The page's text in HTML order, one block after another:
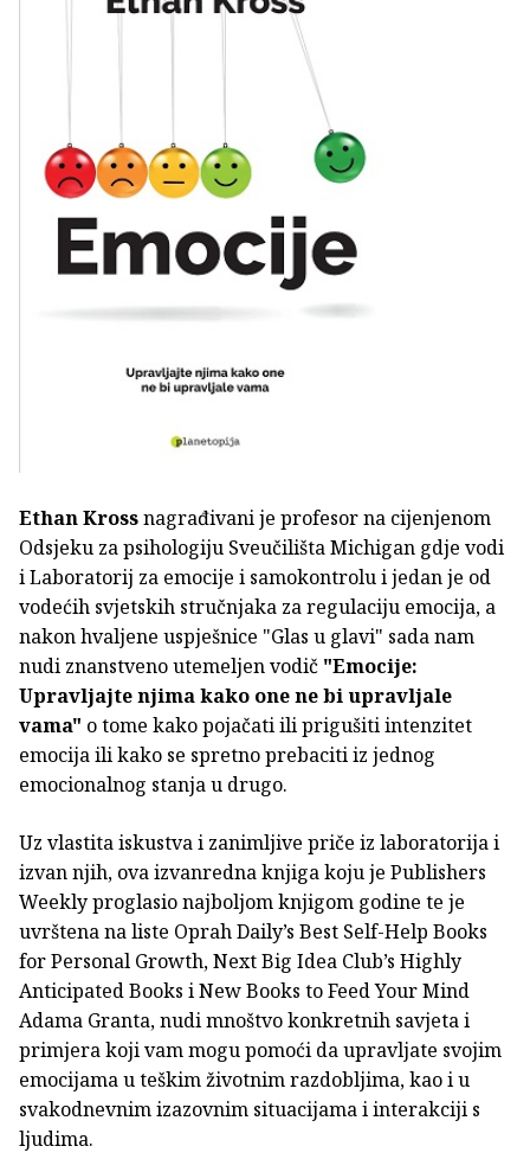
Ethan Krossnagrađivani je profesor na cijenjenom
Odsjeku za psihologiju Sveučilišta Michigan gdje vodi
i Laboratorij za emocije i samokontrolu i jedan je od
vodećih svjetskih stručnjaka za regulaciju emocija, a
nakon hvaljene uspješnice "Glas u glavi" sada nam
nudi znanstveno utemeljen vodič "Emocije:
Upravljajte njima kako one ne bi upravljale
vama" o tome kako pojačati ili prigušiti intenzitet
emocija ili kako se spretno prebaciti iz jednog
emocionalnog stanja u drugo.
Uz vlastita iskustva i zanimljive priče iz laboratorija i
izvan njih, ova izvanredna knjiga koju je Publishers
Weekly proglasio najboljom knjigom godine te je
uvrštena na liste Oprah Daily’s Best Self-Help Books
for Personal Growth, Next Big Idea Club’s Highly
Anticipated Books i New Books to Feed Your Mind
Adama Granta, nudi mnoštvo konkretnih savjeta i
primjera koji vam mogu pomoći da upravljate svojim
emocijama u teškim životnim razdobljima, kao i u
svakodnevnim izazovnim situacijama i interakciji s
ljudima.